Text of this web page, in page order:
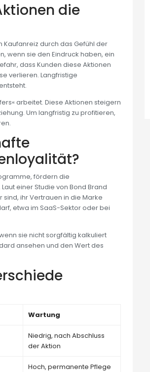
die
Kaufanreiz durch das Gefühl der
wenn sie den Eindruck haben, ein
dass Kunden diese Aktionen
verlieren. Langfristige
arbeitet. Diese Aktionen steigern
Um langfristig zu profitieren,
fördern die
einer Studie von Bond Brand
ihr Vertrauen in die Marke
etwa im SaaS-Sektor oder bei
sie nicht sorgfältig kalkuliert
ansehen und den Wert des
Wartung
Niedrig, nach Abschluss
der Aktion
Hoch, permanente Pflege